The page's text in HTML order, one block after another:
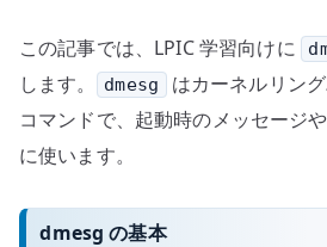
の
この記事では、LPIC 学習向けに
します。
dmesg
はカーネルリン
コマンドで、起動時のメッセージ
に使います。
dmesg の基本